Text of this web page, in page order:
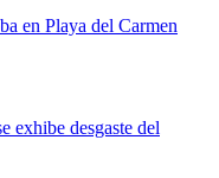
en Playa del Carmen
exhibe desgaste del